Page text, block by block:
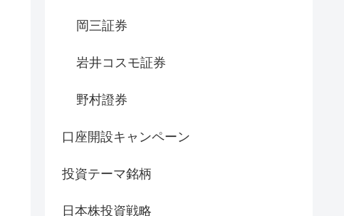
岡三証券
岩井コスモ証券
野村證券
口座開設キャンペーン
投資テーマ銘柄
日本株投資戦略